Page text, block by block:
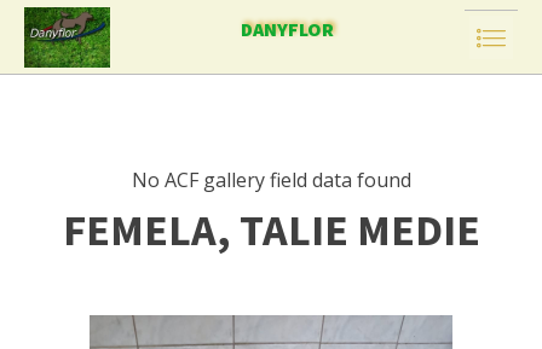
DANYFLOR
No ACF gallery field data found
FEMELA, TALIE MEDIE